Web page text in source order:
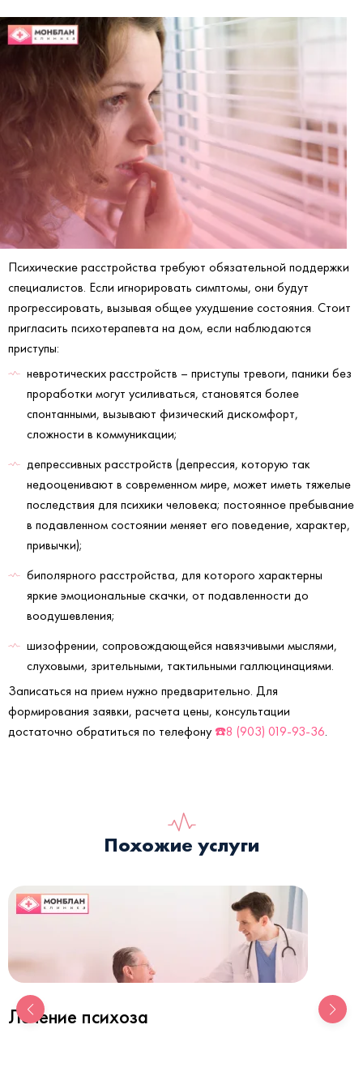
Психические расстройства требуют обязательной поддержки
специалистов. Если игнорировать симптомы, они будут
прогрессировать, вызывая общее ухудшение состояния. Стоит
пригласить психотерапевта на дом, если наблюдаются
приступы:
невротических расстройств – приступы тревоги, паники без
проработки могут усиливаться, становятся более
спонтанными, вызывают физический дискомфорт,
сложности в коммуникации;
депрессивных расстройств (депрессия, которую так
недооценивают в современном мире, может иметь тяжелые
последствия для психики человека; постоянное пребывание
в подавленном состоянии меняет его поведение, характер,
привычки);
биполярного расстройства, для которого характерны
яркие эмоциональные скачки, от подавленности до
воодушевления;
шизофрении, сопровождающейся навязчивыми мыслями,
слуховыми, зрительными, тактильными галлюцинациями.
Записаться на прием нужно предварительно. Для
формирования заявки, расчета цены, консультации
достаточно обратиться по телефону ☎️8 (903) 019-93-36.
Похожие услуги
Лечение психоза